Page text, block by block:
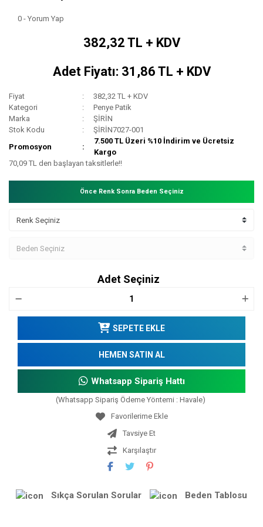
0 - Yorum Yap
382,32 TL + KDV
Adet Fiyatı: 31,86 TL + KDV
Fiyat
382,32 TL + KDV
Kategori
Penye Patik
Marka
ŞİRİN
Stok Kodu
ŞİRİN7027-001
Promosyon
7.500 TL Üzeri %10 İndirim ve Ücretsiz
Kargo
70,09 TL den başlayan taksitlerle!!
Önce Renk Sonra Beden Seçiniz
Adet Seçiniz
SEPETE EKLE
HEMEN SATIN AL
Whatsapp Sipariş Hattı
(Whatsapp Sipariş Ödeme Yöntemi : Havale)
Tavsiye Et
Karşılaştır
Sıkça Sorulan Sorular Beden Tablosu